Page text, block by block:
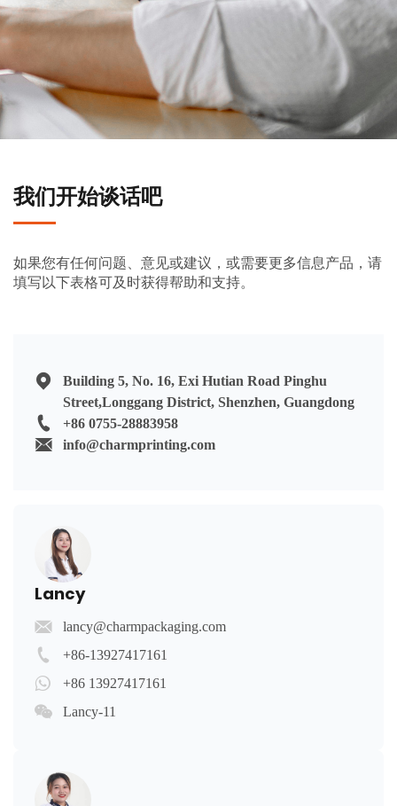
我们开始谈话吧
如果您有任何问题、意见或建议，或需要更多信息产品，请
填写以下表格可及时获得帮助和支持。
Building 5, No. 16, Exi Hutian Road Pinghu
Street,Longgang District, Shenzhen, Guangdong
+86 0755-28883958
info@charmprinting.com
Lancy
lancy@charmpackaging.com
+86-13927417161
+86 13927417161
Lancy-11